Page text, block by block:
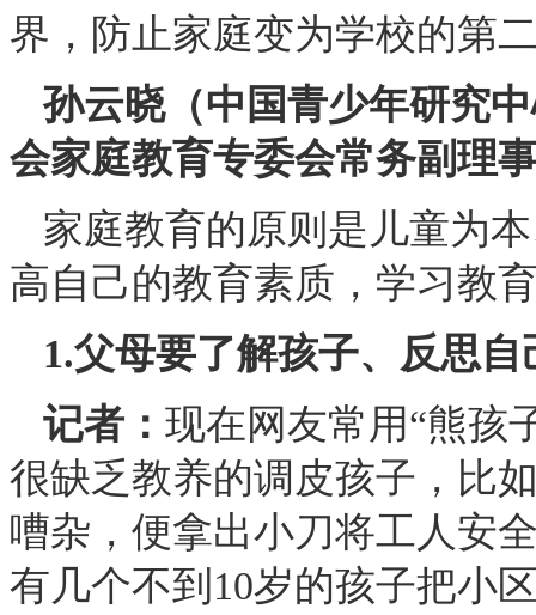
界，防止家庭变为学校的第
孙云晓（中国青少年研究
会家庭教育专委会常务副理
家庭教育的原则是儿童为
高自己的教育素质，学习教
1.父母要了解孩子、反思自
记者： 现在网友常用“熊孩
很缺乏教养的调皮孩子，比
嘈杂，便拿出小刀将工人安
有几个不到10岁的孩子把小